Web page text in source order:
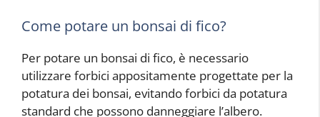
Come potare un bonsai di fico?
Per potare un bonsai di fico, è necessario
utilizzare forbici appositamente progettate per la
potatura dei bonsai, evitando forbici da potatura
standard che possono danneggiare l’albero.